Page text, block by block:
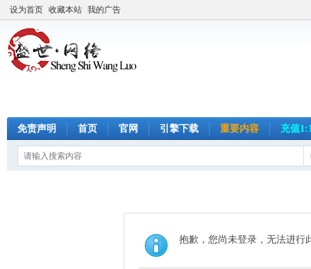
设为首页 收藏本站 我的广告
免责声明 首页 官网 引擎下载 重要内容 充值
抱歉，您尚未登录，无法进行